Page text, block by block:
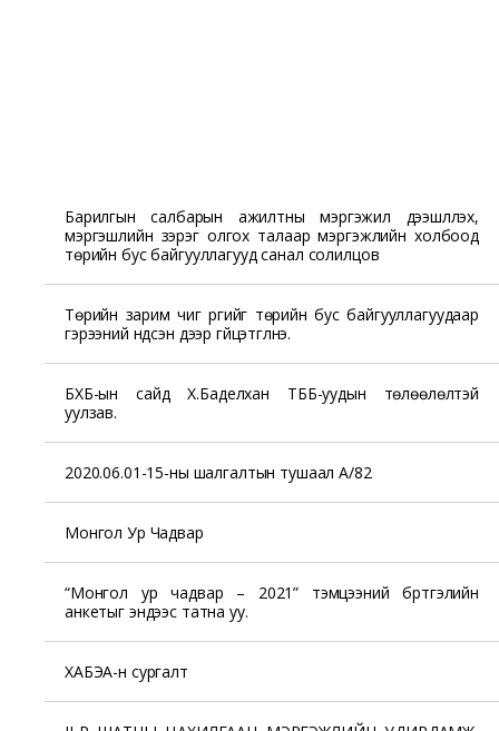
Барилгын салбарын ажилтны мэргэжил дээшлүүлэх,
мэргэшлийн зэрэг олгох талаар мэргэжлийн холбоод
төрийн бус байгууллагууд санал солилцов
Төрийн зарим чиг үүргийг төрийн бус байгууллагуудаар
гэрээний үндсэн дээр гүйцэтгүүлнэ.
БХБ-ын сайд Х.Баделхан ТББ-уудын төлөөлөлтэй
уулзав.
2020.06.01-15-ны шалгалтын тушаал А/82
Монгол Ур Чадвар
“Монгол ур чадвар – 2021” тэмцээний бүртгэлийн
анкетыг эндээс татна уу.
ХАБЭА-н сургалт